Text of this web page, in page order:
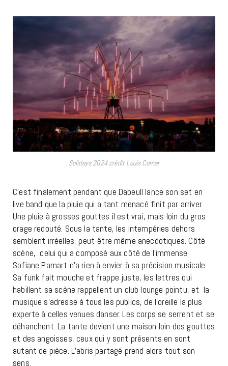
Solidays 2024 crédit Louis Comar
C’est finalement pendant que Dabeull lance son set en
live band que la pluie qui a tant menacé finit par arriver.
Une pluie à grosses gouttes il est vrai, mais loin du gros
orage redouté. Sous la tante, les intempéries dehors
semblent irréelles, peut-être même anecdotiques. Côté
scène, celui qui a composé aux côté de l’immense
Sofiane Pamart n’a rien à envier à sa précision musicale.
Sa funk fait mouche et frappe juste, les lettres qui
habillent sa scène rappellent un club lounge pointu, et la
musique s’adresse à tous les publics, de l’oreille la plus
experte à celles venues danser. Les corps se serrent et se
déhanchent. La tante devient une maison loin des gouttes
et des angoisses, ceux qui y sont présents en sont
autant de pièce. L’abris partagé prend alors tout son
sens.